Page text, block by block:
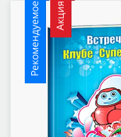
Рекомендуемое Акция